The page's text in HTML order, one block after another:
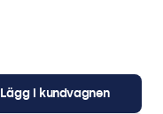
Lägg i kundvagnen